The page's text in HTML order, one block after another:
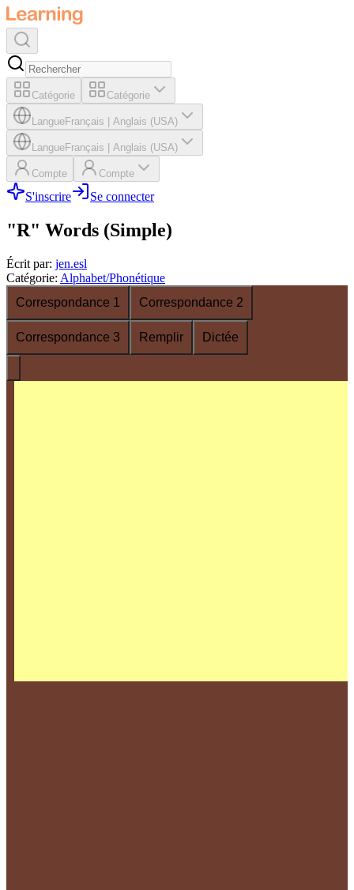
Catégorie Catégorie
LangueFrançais Anglais (USA)
LangueFrançais Anglais (USA)
Compte Compte
S'inscrire Se connecter
"R" Words (Simple)
Écrit par: jen.esl
Catégorie: Alphabet/Phonétique
Correspondance 1
Correspondance 2
Correspondance 3 Remplir Dictée